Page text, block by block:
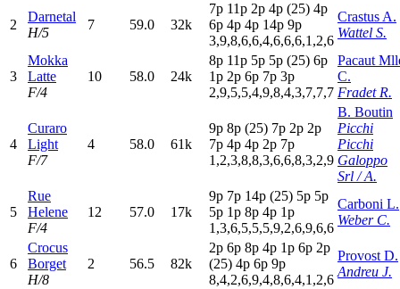
2
Darnetal
H/5
7 59.0 32k
7p 11p 2p 4p (25) 4p
6p 4p 4p 14p 9p
3,9,8,6,6,4,6,6,6,1,2,6
Crastus A.
Wattel S.
3
Mokka
Latte
F/4
10 58.0 24k
8p 11p 5p 5p (25) 6p
1p 2p 6p 7p 3p
2,9,5,5,4,9,8,4,3,7,7,7
Pacaut
C.
Fradet R.
4
Curaro
Light
F/7
4 58.0 61k
9p 8p (25) 7p 2p 2p
7p 4p 4p 2p 7p
1,2,3,8,8,3,6,6,8,3,2,9
B. Boutin
Picchi
Picchi
Galoppo
Srl / A.
5
Rue
Helene
F/4
12 57.0 17k
9p 7p 14p (25) 5p 5p
5p 1p 8p 4p 1p
1,3,6,5,5,5,9,2,6,9,6,6
Carboni L.
Weber C.
6
Crocus
Borget
H/8
2 56.5 82k
2p 6p 8p 4p 1p 6p 2p
(25) 4p 6p 9p
8,4,2,6,9,4,8,6,4,1,2,6
Provost D.
Andreu J.